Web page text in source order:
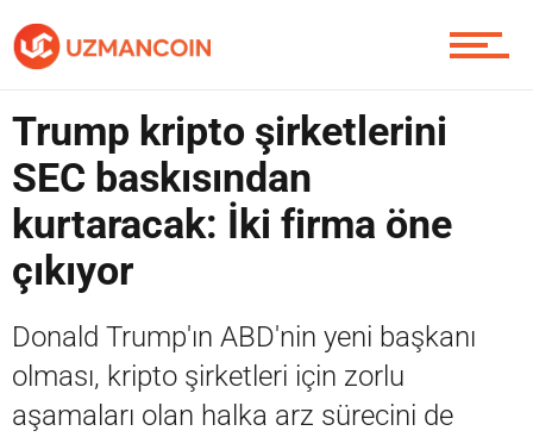
Contact / İletişim
Trump kripto şirketlerini
SEC baskısından
kurtaracak: İki firma öne
çıkıyor
Donald Trump'ın ABD'nin yeni başkanı
olması, kripto şirketleri için zorlu
aşamaları olan halka arz sürecini de